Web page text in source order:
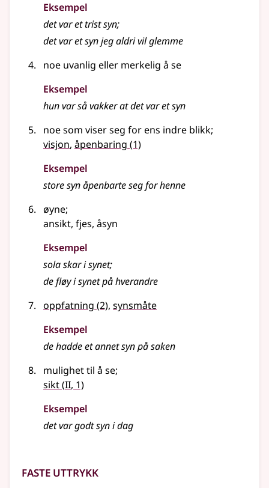
Eksempel
det var et tristsyn;
det var etsynjeg aldri vil glemme
noe uvanlig eller merkelig å se
Eksempel
hun var så vakker at det var etsyn
noe som viser seg for ens indre blikk;
visjon, åpenbaring (1)
Eksempel
storesynåpenbarte seg for henne
øyne;
ansikt, fjes, åsyn
Eksempel
sola skar isynet;
de fløy isynetpå hverandre
oppfatning (2), synsmåte
Eksempel
de hadde et annetsynpå saken
mulighet til å se;
sikt(2
II, 1)
Eksempel
det var godt syn i dag
Faste uttrykk